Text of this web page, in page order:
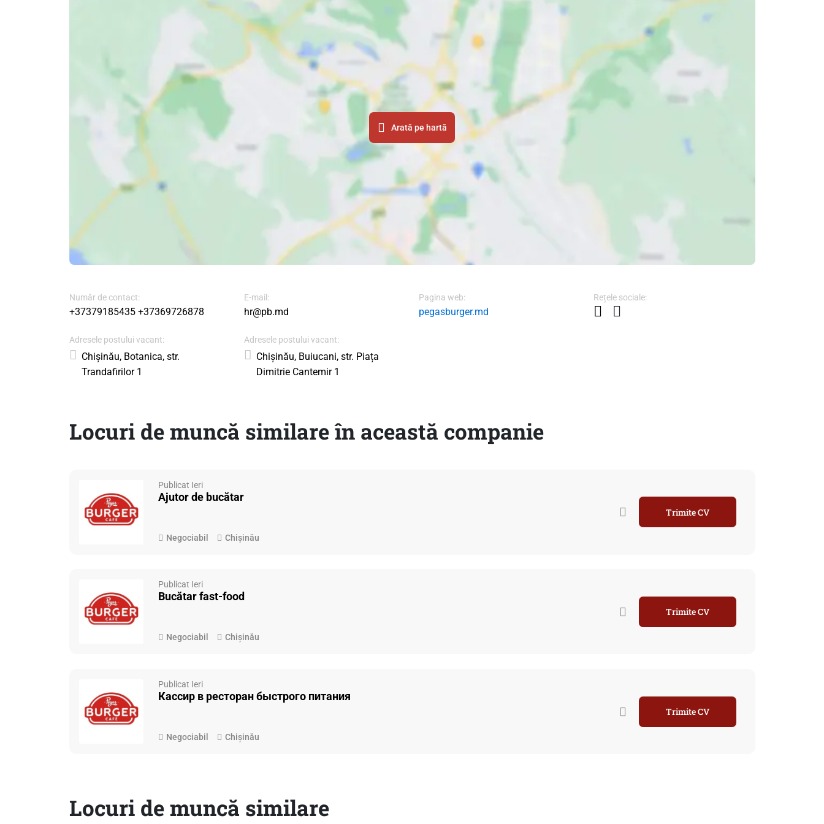
Arată pe hartă
Număr de contact:
+37379185435 +37369726878
E-mail:
hr@pb.md
Pagina web:
pegasburger.md
Rețele sociale:
Adresele postului vacant:
Chișinău, Botanica, str.
Trandafirilor 1
Adresele postului vacant:
Chișinău, Buiucani, str. Piața
Dimitrie Cantemir 1
Locuri de muncă similare în această companie
Publicat Ieri
Ajutor de bucătar
Negociabil Chișinău
Trimite CV
Publicat Ieri
Bucătar fast-food
Negociabil Chișinău
Trimite CV
Publicat Ieri
Кассир в ресторан быстрого питания
Negociabil Chișinău
Trimite CV
Locuri de muncă similare